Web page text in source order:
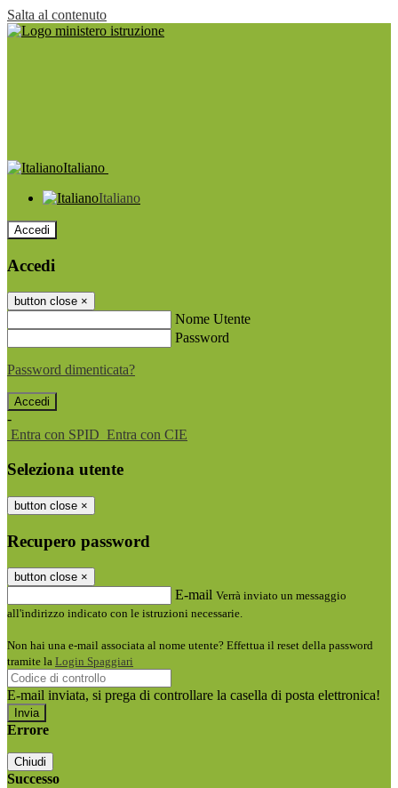
Salta al contenuto
Italiano
Italiano
Accedi
Accedi
button close ×
Nome Utente
Password
Password dimenticata?
-
Entra con SPID Entra con CIE
Seleziona utente
button close ×
Recupero password
button close ×
E-mail Verrà inviato un messaggio
all'indirizzo indicato con le istruzioni necessarie.
Non hai una e-mail associata al nome utente? Effettua il reset della password
tramite la Login Spaggiari
E-mail inviata, si prega di controllare la casella di posta elettronica!
Errore
Chiudi
Successo